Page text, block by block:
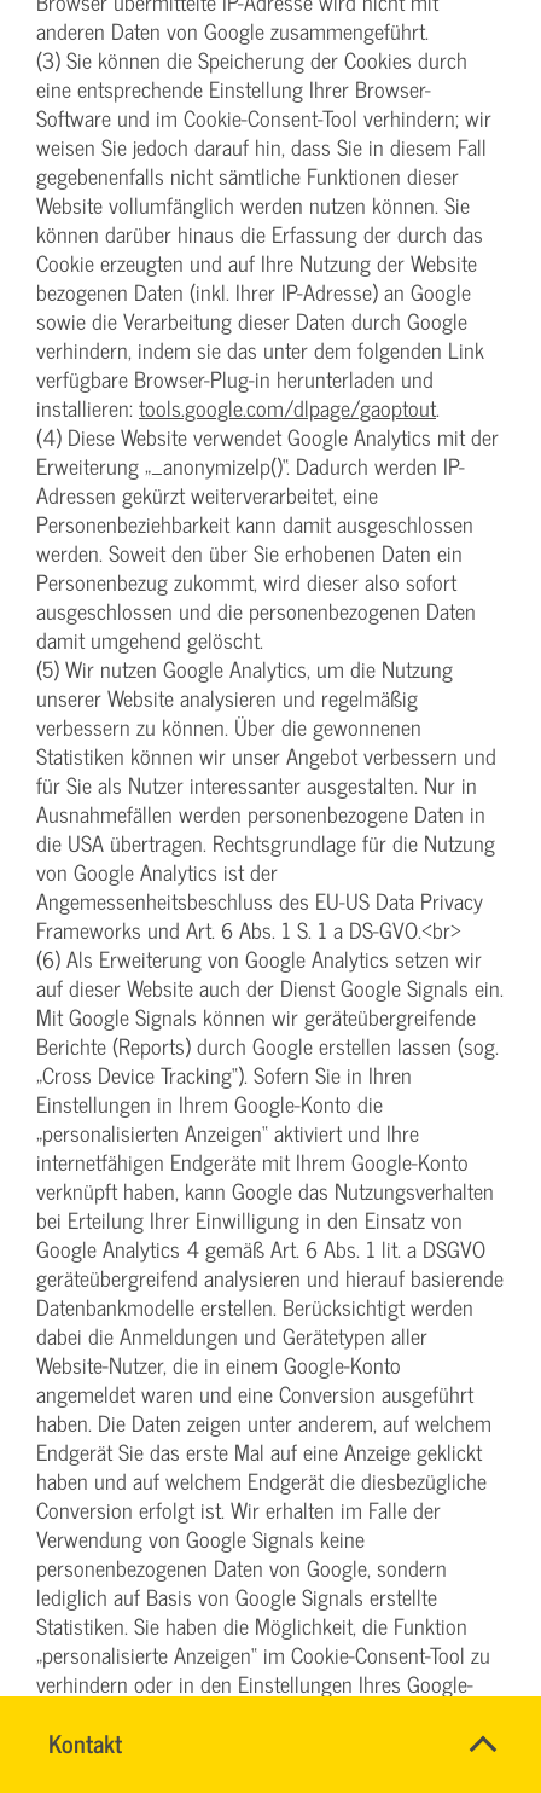
Kontakt
SYBILLE
Name*
anderen Daten von Google zusammengeführt.
(3) Sie können die Speicherung der Cookies durch
eine entsprechende Einstellung Ihrer Browser-
Software und im Cookie-Consent-Tool verhindern; wir
weisen Sie jedoch darauf hin, dass Sie in diesem Fall
gegebenenfalls nicht sämtliche Funktionen dieser
Website vollumfänglich werden nutzen können. Sie
können darüber hinaus die Erfassung der durch das
Cookie erzeugten und auf Ihre Nutzung der Website
bezogenen Daten (inkl. Ihrer IP-Adresse) an Google
sowie die Verarbeitung dieser Daten durch Google
verhindern, indem sie das unter dem folgenden Link
verfügbare Browser-Plug-in herunterladen und
installieren: tools.google.com/dlpage/gaoptout.
(4) Diese Website verwendet Google Analytics mit der
Erweiterung „_anonymizeIp()“. Dadurch werden IP-
Adressen gekürzt weiterverarbeitet, eine
Personenbeziehbarkeit kann damit ausgeschlossen
werden. Soweit den über Sie erhobenen Daten ein
Personenbezug zukommt, wird dieser also sofort
ausgeschlossen und die personenbezogenen Daten
damit umgehend gelöscht.
(5) Wir nutzen Google Analytics, um die Nutzung
unserer Website analysieren und regelmäßig
verbessern zu können. Über die gewonnenen
Statistiken können wir unser Angebot verbessern und
für Sie als Nutzer interessanter ausgestalten. Nur in
Ausnahmefällen werden personenbezogene Daten in
die USA übertragen. Rechtsgrundlage für die Nutzung
von Google Analytics ist der
Angemessenheitsbeschluss des EU-US Data Privacy
Frameworks und Art. 6 Abs. 1 S. 1 a DS-GVO.<br>
(6) Als Erweiterung von Google Analytics setzen wir
auf dieser Website auch der Dienst Google Signals ein.
Mit Google Signals können wir geräteübergreifende
Berichte (Reports) durch Google erstellen lassen (sog.
„Cross Device Tracking“). Sofern Sie in Ihren
Einstellungen in Ihrem Google-Konto die
„personalisierten Anzeigen“ aktiviert und Ihre
internetfähigen Endgeräte mit Ihrem Google-Konto
verknüpft haben, kann Google das Nutzungsverhalten
bei Erteilung Ihrer Einwilligung in den Einsatz von
Google Analytics 4 gemäß Art. 6 Abs. 1 lit. a DSGVO
geräteübergreifend analysieren und hierauf basierende
Datenbankmodelle erstellen. Berücksichtigt werden
dabei die Anmeldungen und Gerätetypen aller
Website-Nutzer, die in einem Google-Konto
angemeldet waren und eine Conversion ausgeführt
haben. Die Daten zeigen unter anderem, auf welchem
Endgerät Sie das erste Mal auf eine Anzeige geklickt
haben und auf welchem Endgerät die diesbezügliche
Conversion erfolgt ist. Wir erhalten im Falle der
Verwendung von Google Signals keine
personenbezogenen Daten von Google, sondern
lediglich auf Basis von Google Signals erstellte
Statistiken. Sie haben die Möglichkeit, die Funktion
„personalisierte Anzeigen“ im Cookie-Consent-Tool zu
verhindern oder in den Einstellungen Ihres Google-
geräteübergreifende Analyse im Zusammenhang mit